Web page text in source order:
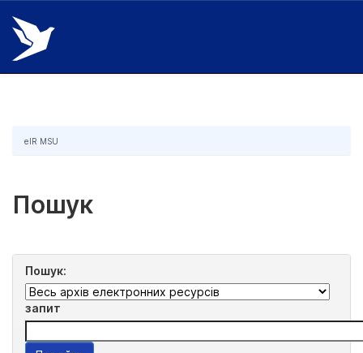
Skip
navigation
eIR MSU
Пошук
Пошук:
запит